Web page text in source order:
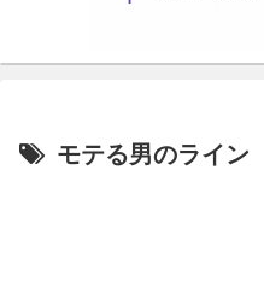
モテる男のライン